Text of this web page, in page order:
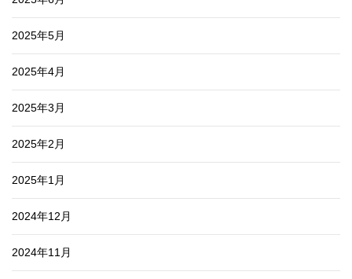
2025年5月
2025年4月
2025年3月
2025年2月
2025年1月
2024年12月
2024年11月